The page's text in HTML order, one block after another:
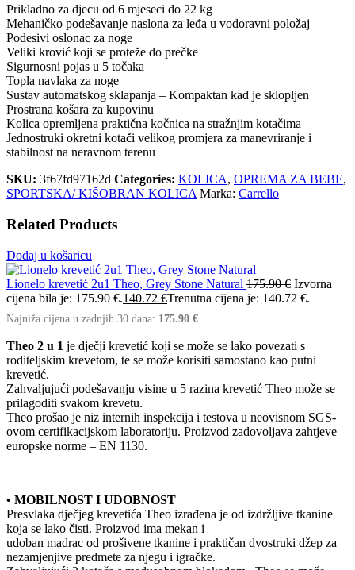
Prikladno za djecu od 6 mjeseci do 22 kg
Mehaničko podešavanje naslona za leđa u vodoravni položaj
Podesivi oslonac za noge
Veliki krović koji se proteže do prečke
Sigurnosni pojas u 5 točaka
Topla navlaka za noge
Sustav automatskog sklapanja – Kompaktan kad je sklopljen
Prostrana košara za kupovinu
Kolica opremljena praktična kočnica na stražnjim kotačima
Jednostruki okretni kotači velikog promjera za manevriranje i
stabilnost na neravnom terenu
SKU: 3f67fd97162d Categories: KOLICA, OPREMA ZA BEBE,
SPORTSKA/ KIŠOBRAN KOLICA Marka: Carrello
Related Products
Dodaj u košaricu
Lionelo krevetić 2u1 Theo, Grey Stone Natural 175.90€ Izvorna
cijena bila je: 175.90 €.140.72 €Trenutna cijena je: 140.72 €.
Najniža cijena u zadnjih 30 dana: 175.90 €
Theo 2 u 1 je dječji krevetić koji se može se lako povezati s
roditeljskim krevetom, te se može korisiti samostano kao putni
krevetić.
Zahvaljujući podešavanju visine u 5 razina krevetić Theo može se
prilagoditi svakom krevetu.
Theo prošao je niz internih inspekcija i testova u neovisnom SGS-
ovom certifikacijskom laboratoriju. Proizvod zadovoljava zahtjeve
europske norme – EN 1130.
• MOBILNOST I UDOBNOST
Presvlaka dječjeg krevetića Theo izrađena je od izdržljive tkanine
koja se lako čisti. Proizvod ima mekan i
udoban madrac od prošivene tkanine i praktičan dvostruki džep za
nezamjenjive predmete za njegu i igračke.